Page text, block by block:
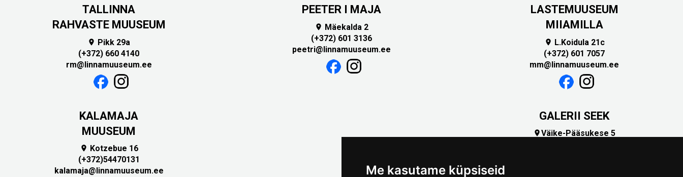
Me kasutame küpsiseid
TALLINNA
RAHVASTE MUUSEUM
 Pikk 29a
(+372) 660 4140
rm@linnamuuseum.ee
PEETER I MAJA
 Mäekalda 2
(+372) 601 3136
peetri@linnamuuseum.ee
LASTEMUUSEUM
MIIAMILLA
 L.Koidula 21c
(+372) 601 7057
mm@linnamuuseum.ee
KALAMAJA
MUUSEUM

Kotzebue 16
(+372)54470131
kalamaja@linnamuuseum.ee
GALERII SEEK
Väike-Pääsukese 5